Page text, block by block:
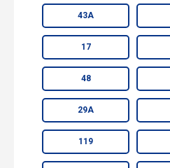
43А
17
48
29А
119